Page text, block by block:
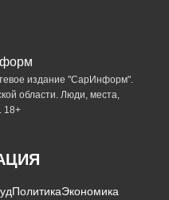
издание "СарИнформ".
области. Люди, места,
18+
ПолитикаЭкономика